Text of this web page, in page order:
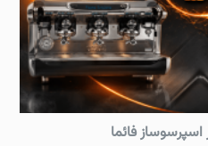
اسپرسوساز فائما